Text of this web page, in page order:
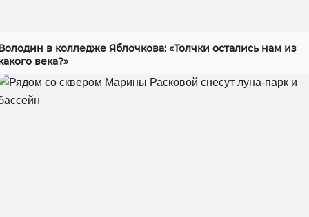
в колледже Яблочкова: «Толчки остались нам из
века?»